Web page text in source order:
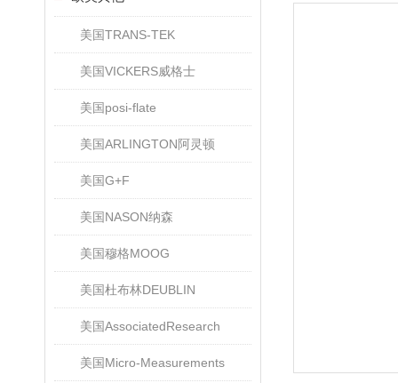
美国TRANS-TEK
美国VICKERS威格士
美国posi-flate
美国ARLINGTON阿灵顿
美国G+F
美国NASON纳森
美国穆格MOOG
美国杜布林DEUBLIN
美国AssociatedResearch
美国Micro-Measurements